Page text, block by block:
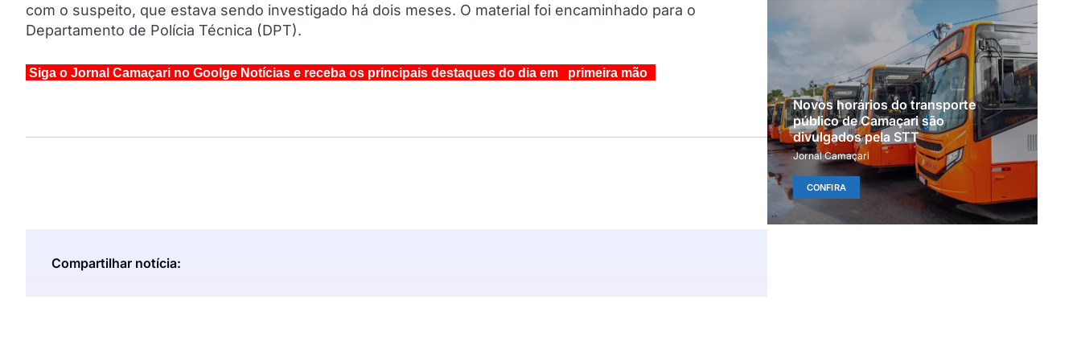
com o suspeito, que estava sendo investigado há dois meses. O material foi encaminhado para o
Departamento de Polícia Técnica (DPT).
Siga o Jornal Camaçari no Goolge Notícias e receba os principais destaques do dia em primeira mão
Compartilhar notícia:
Novos horários do transporte
público de Camaçari são
divulgados pela STT
Jornal Camaçari
CONFIRA